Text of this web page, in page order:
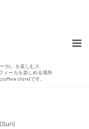
カ)」を楽しむ人
ィーカを楽しめる場所
coffee standです。